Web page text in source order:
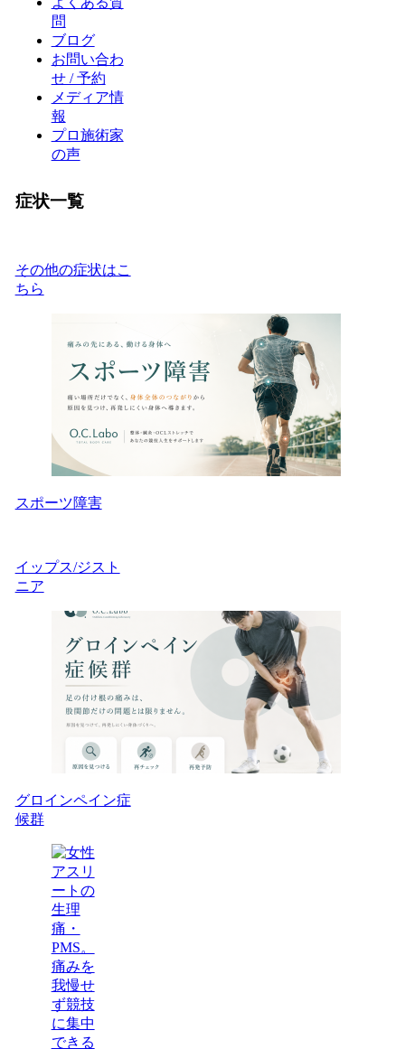
問
ブログ
お問い合わ
せ / 予約
メディア情
報
プロ施術家
の声
症状一覧
その他の症状はこ
ちら
スポーツ障害
イップス/ジスト
ニア
グロインペイン症
候群